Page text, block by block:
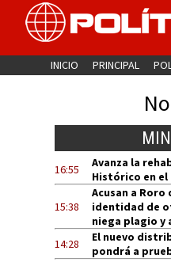
INICIO PRINCIPAL
16:55
Avanza la
Histórico en el
15:38
Acusan a Roro
identidad de
niega plagio y
14:28
El nuevo
pondrá a